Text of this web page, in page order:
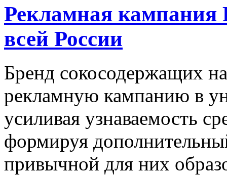
Рекламная
всей России
Бренд сокосодержащих
рекламную кампанию в
усиливая узнаваемость
формируя
привычной для них